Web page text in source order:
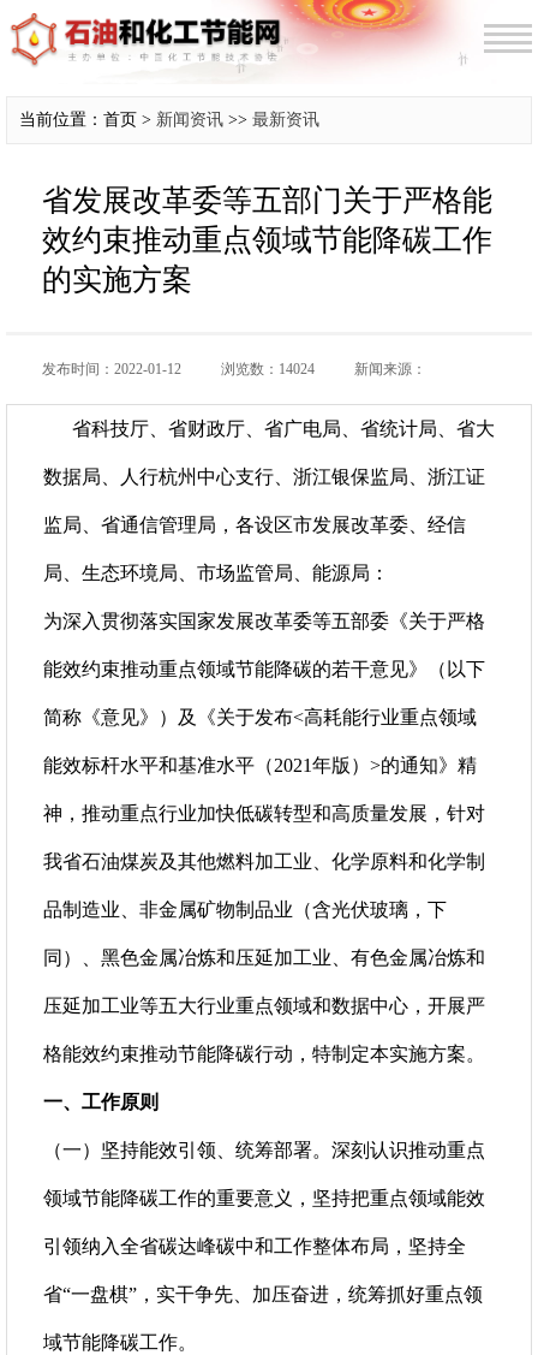
当前位置：首页 > 新闻资讯 >> 最新资讯
省发展改革委等五部门关于严格能
效约束推动重点领域节能降碳工作
的实施方案
发布时间：2022-01-12 浏览数：14024 新闻来源：
省科技厅、省财政厅、省广电局、省统计局、省大
数据局、人行杭州中心支行、浙江银保监局、浙江证
监局、省通信管理局，各设区市发展改革委、经信
局、生态环境局、市场监管局、能源局：
为深入贯彻落实国家发展改革委等五部委《关于严格
能效约束推动重点领域节能降碳的若干意见》（以下
简称《意见》）及《关于发布<高耗能行业重点领域
能效标杆水平和基准水平（2021年版）>的通知》精
神，推动重点行业加快低碳转型和高质量发展，针对
我省石油煤炭及其他燃料加工业、化学原料和化学制
品制造业、非金属矿物制品业（含光伏玻璃，下
同）、黑色金属冶炼和压延加工业、有色金属冶炼和
压延加工业等五大行业重点领域和数据中心，开展严
格能效约束推动节能降碳行动，特制定本实施方案。
一、工作原则
（一）坚持能效引领、统筹部署。深刻认识推动重点
领域节能降碳工作的重要意义，坚持把重点领域能效
引领纳入全省碳达峰碳中和工作整体布局，坚持全
省“一盘棋”，实干争先、加压奋进，统筹抓好重点领
域节能降碳工作。